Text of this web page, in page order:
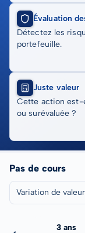
Évaluation
Détectez les
portefeuille.
Juste valeur
Cette action est-
ou surévaluée ?
Pas de cours
Variation de valeur
3 ans